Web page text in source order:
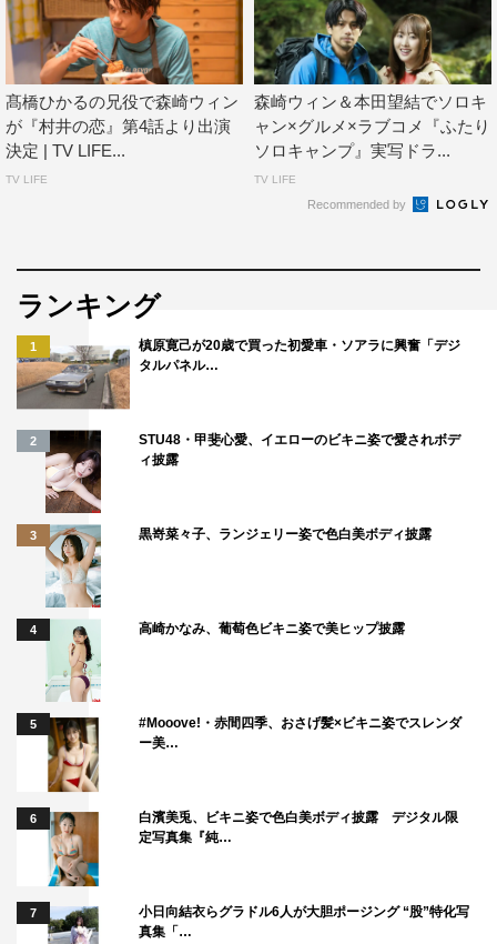
高城は「出演が決まった瞬間は、本当に本当にうれしくて
懸けるすてきな作品が作れたらいいなと思います！皆さん
にお届けできるまで楽しみに待っていてください！」とコ
メントしている。
よるドラ制作開始に当たって、制作統括の三鬼一希は「い
ままでさまざまなジャンルを描いてきた『よるドラ』。今
回、初の名古屋局での制作です。愛知県が全国で2番目に
在留外国人の方が多い地域だということから着想したの
が、今回の『外国人の方』と『幽霊』のラブコメディ。な
んとなく近寄りがたく思っている関係が次第に近づきたく
なっていく、そんな思いを描いたドラマです」と説明。
そして「いま距離感を測るのが困難な中だからこそ、お互
いに分かりあい、大切に思いながらも、『近づきたいけ
ど、近づけない』切ない恋模様を楽しんでいただけたらと
思います。どうぞご期待ください！」とメッセージを送っ
ている。
よるドラ『彼女が成仏できない理由』（全6回）
NHK総合
2020年9月12日（土）スタート
毎週（土）後11・30～11・59
髙橋ひかるの兄役で森崎ウィン
が『村井の恋』第4話より出演
決定 | TV LIFE...
TV LIFE
森崎ウィン＆本田望結でソロキ
ャン×グルメ×ラブコメ『ふたり
ソロキャンプ』実写ドラ...
TV LIFE
Recommended by
ランキング
1
槙原寛己が20歳で買った初愛車・ソアラに興奮「デジ
タルパネル…
2
STU48・甲斐心愛、イエローのビキニ姿で愛されボデ
ィ披露
3 黒嵜菜々子、ランジェリー姿で色白美ボディ披露
4 高崎かなみ、葡萄色ビキニ姿で美ヒップ披露
5
#Mooove!・赤間四季、おさげ髪×ビキニ姿でスレンダ
ー美…
6
白濱美兎、ビキニ姿で色白美ボディ披露 デジタル限
定写真集『純…
7
小日向結衣らグラドル6人が大胆ポージング “股”特化写
真集「…